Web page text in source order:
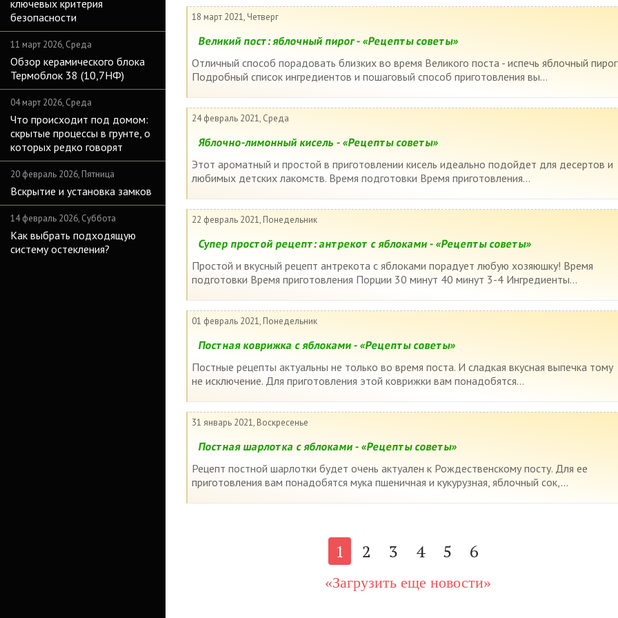
ключевых критерия
безопасности
11 март 2026, Среда
Обзор керамического блока
Термоблок 38 (10,7НФ)
04 март 2026, Среда
Что происходит под домом:
скрытые процессы в грунте, о
которых редко говорят
20 февраль 2026, Пятница
Вскрытие и установка замков
14 февраль 2026, Суббота
Как выбрать подходящую
систему остекления?
18 март 2021, Четверг
Великий пост: яблочный пирог - «Рецепты советы»
Отличный способ порадовать близких во время Великого поста - испечь яблочный пирог.
Подробный список ингредиентов и пошаговый способ приготовления вы...
24 февраль 2021, Среда
Яблочно-лимонный кисель - «Рецепты советы»
Этот ароматный и простой в приготовлении кисель идеально подойдет для десертов и
любимых детских лакомств. Время подготовки Время приготовления...
22 февраль 2021, Понедельник
Супер простой рецепт: антрекот с яблоками - «Рецепты советы»
Простой и вкусный рецепт антрекота с яблоками порадует любую хозяюшку! Время
подготовки Время приготовления Порции 30 минут 40 минут 3-4 Ингредиенты...
01 февраль 2021, Понедельник
Постная коврижка с яблоками - «Рецепты советы»
Постные рецепты актуальны не только во время поста. И сладкая вкусная выпечка тому
не исключение. Для приготовления этой коврижки вам понадобятся...
31 январь 2021, Воскресенье
Постная шарлотка с яблоками - «Рецепты советы»
Рецепт постной шарлотки будет очень актуален к Рождественскому посту. Для ее
приготовления вам понадобятся мука пшеничная и кукурузная, яблочный сок,...
1 2 3 4 5 6
«Загрузить еще новости»